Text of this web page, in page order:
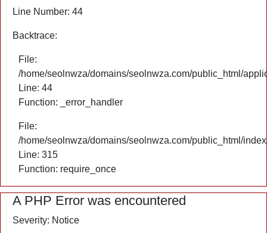
Line Number: 44
Backtrace:
File:
/home/seolnwza/domains/seolnwza.com/public_html/
Line: 44
Function: _error_handler
File:
/home/seolnwza/domains/seolnwza.com/public_html/
Line: 315
Function: require_once
A PHP Error was encountered
Severity: Notice